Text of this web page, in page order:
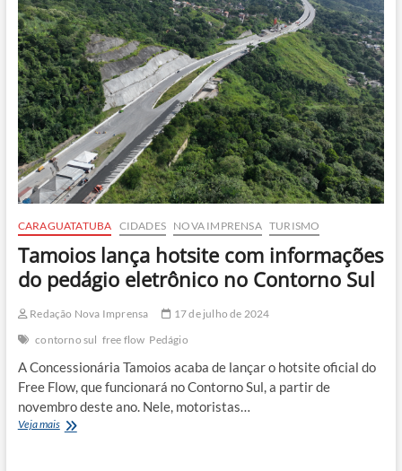
a
partir
de
1º
de
Julho
CARAGUATATUBA CIDADES NOVA IMPRENSA TURISMO
Tamoios lança hotsite com informações
do pedágio eletrônico no Contorno Sul
Redação Nova Imprensa
17 de julho de 2024
contorno sul free flow Pedágio
A Concessionária Tamoios acaba de lançar o hotsite oficial do
Free Flow, que funcionará no Contorno Sul, a partir de
novembro deste ano. Nele, motoristas…
Veja maisTamoios